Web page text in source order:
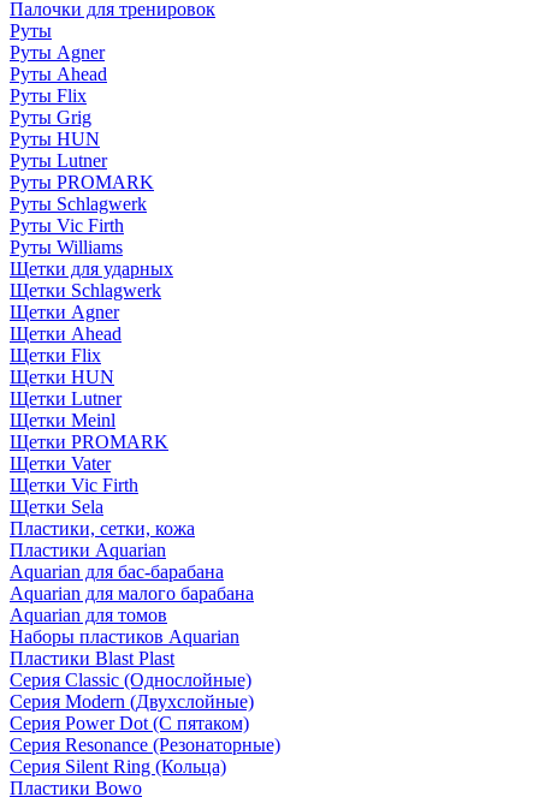
Палочки для тренировок
Руты
Руты Agner
Руты Ahead
Руты Flix
Руты Grig
Руты HUN
Руты Lutner
Руты PROMARK
Руты Schlagwerk
Руты Vic Firth
Руты Williams
Щетки для ударных
Щетки Schlagwerk
Щетки Agner
Щетки Ahead
Щетки Flix
Щетки HUN
Щетки Lutner
Щетки Meinl
Щетки PROMARK
Щетки Vater
Щетки Vic Firth
Щетки Sela
Пластики, сетки, кожа
Пластики Aquarian
Aquarian для бас-барабана
Aquarian для малого барабана
Aquarian для томов
Наборы пластиков Aquarian
Пластики Blast Plast
Серия Classic (Однослойные)
Серия Modern (Двухслойные)
Серия Power Dot (С пятаком)
Серия Resonance (Резонаторные)
Серия Silent Ring (Кольца)
Пластики Bowo